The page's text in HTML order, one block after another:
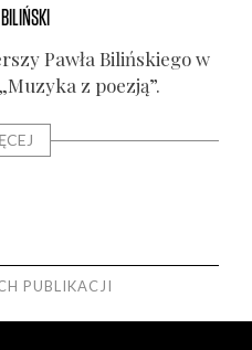
BILIŃSKI
Paw­ła Biliń­skie­go w
z poezją”.
PUBLIKACJI